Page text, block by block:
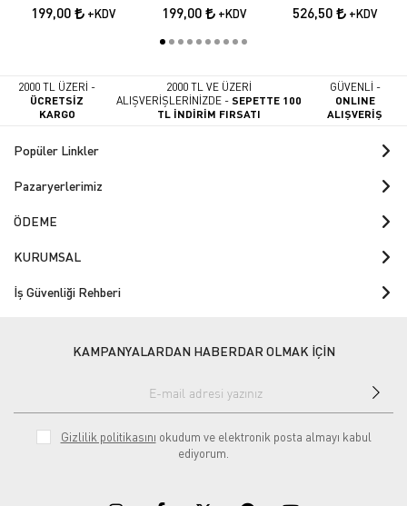
199,00 +KDV 199,00 +KDV 526,50 +KDV
2000 TL ÜZERİ -
ÜCRETSİZ
KARGO
2000 TL VE ÜZERİ
ALIŞVERİŞLERİNİZDE -SEPETTE 100
TL İNDİRİM FIRSATI
GÜVENLİ -
ONLINE
ALIŞVERİŞ
Popüler Linkler
Pazaryerlerimiz
ÖDEME
KURUMSAL
İş Güvenliği Rehberi
KAMPANYALARDAN HABERDAR OLMAK İÇİN
Gizlilik politikasını okudum ve elektronik posta almayı kabul
ediyorum.